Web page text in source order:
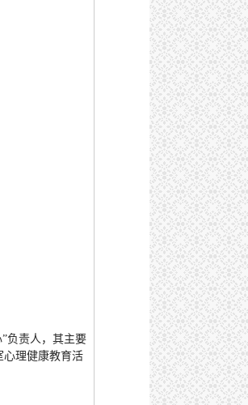
负责人，其主要
心理健康教育活